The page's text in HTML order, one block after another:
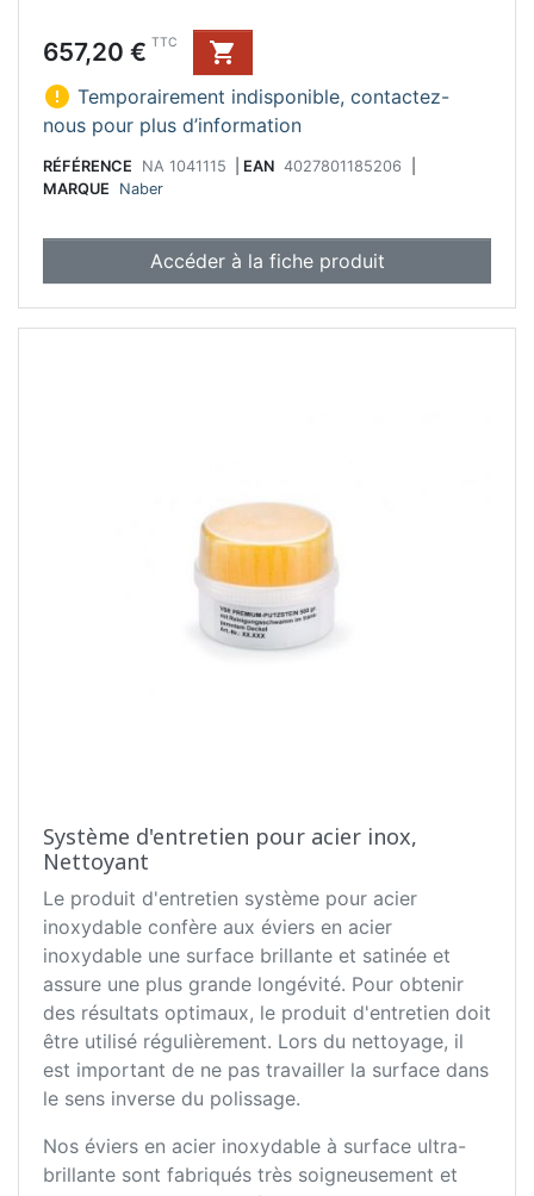
Prix
657,20 € TTC

 Temporairement indisponible, contactez-
nous pour plus d’information
RÉFÉRENCE NA 1041115 EAN 4027801185206
MARQUE
Naber
Accéder à la fiche produit
Système d'entretien pour acier inox,
Nettoyant
Le produit d'entretien système pour acier
inoxydable confère aux éviers en acier
inoxydable une surface brillante et satinée et
assure une plus grande longévité. Pour obtenir
des résultats optimaux, le produit d'entretien doit
être utilisé régulièrement. Lors du nettoyage, il
est important de ne pas travailler la surface dans
le sens inverse du polissage.
Nos éviers en acier inoxydable à surface ultra-
brillante sont fabriqués très soigneusement et